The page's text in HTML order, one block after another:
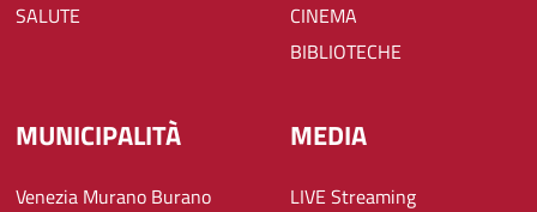
SALUTE
CINEMA
BIBLIOTECHE
MUNICIPALITÀ
Venezia Murano Burano
MEDIA
LIVE Streaming